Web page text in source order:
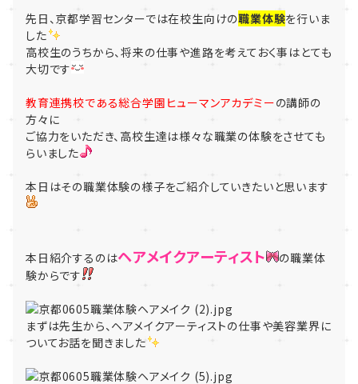
先日、京都学習センターでは在校生向けの職業体験を行いま
した
高校生のうちから、将来の仕事や進路を考えておく事はとても
大切です
教育連携校である総合学園ヒューマンアカデミーの講師の
方々に
ご協力をいただき、高校生達は様々な職業の体験をさせても
らいました
本日はその職業体験の様子をご紹介していきたいと思います
本日紹介するのはヘアメイクアーティスト
の職業体
験からです
まずは先生から、ヘアメイクアーティストの仕事や美容業界に
ついてお話を聞きました